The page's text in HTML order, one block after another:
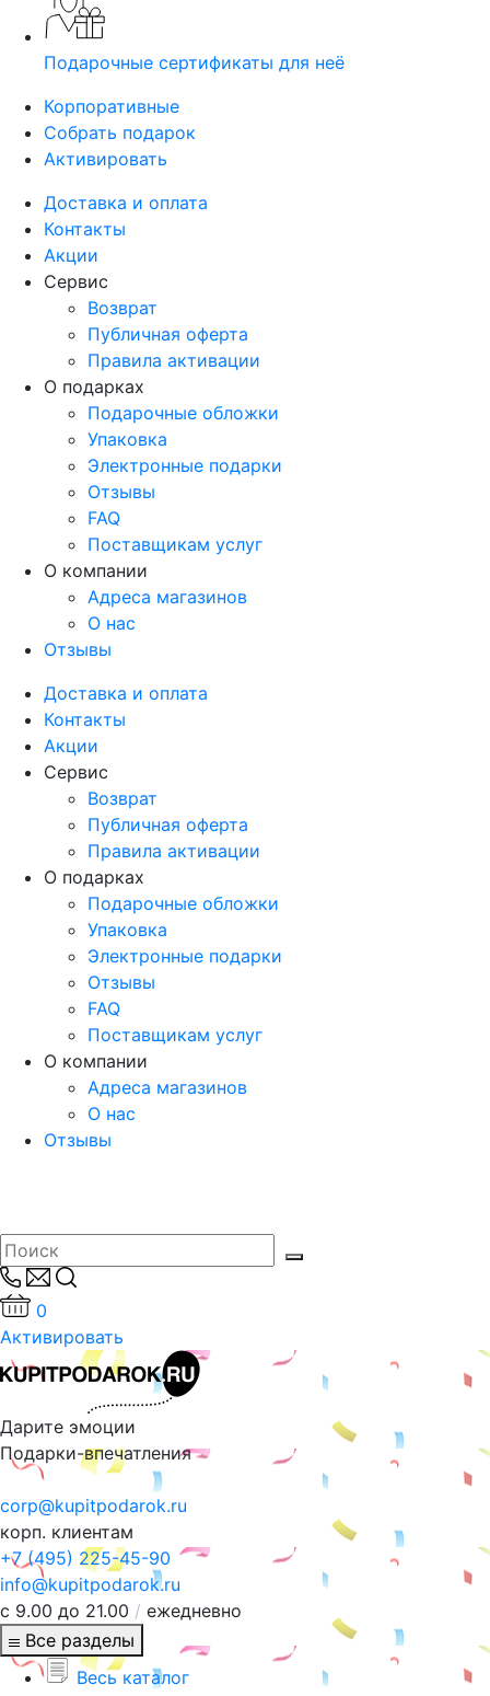
Подарочные сертификаты для неё
Корпоративные
Собрать подарок
Активировать
Доставка и оплата
Контакты
Акции
Сервис
Возврат
Публичная оферта
Правила активации
О подарках
Подарочные обложки
Упаковка
Электронные подарки
Отзывы
FAQ
Поставщикам услуг
О компании
Адреса магазинов
О нас
Отзывы
Доставка и оплата
Контакты
Акции
Сервис
Возврат
Публичная оферта
Правила активации
О подарках
Подарочные обложки
Упаковка
Электронные подарки
Отзывы
FAQ
Поставщикам услуг
О компании
Адреса магазинов
О нас
Отзывы
0
Активировать
Дарите эмоции
Подарки-впечатления
corp@kupitpodarok.ru
корп. клиентам
+7 (495) 225-45-90
info@kupitpodarok.ru
с 9.00 до 21.00 / ежедневно
Все разделы
Весь каталог